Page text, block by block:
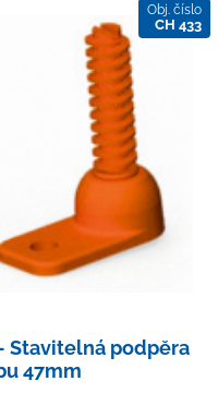
Obj. číslo
CH 433
Stavitelná podpěra
47mm